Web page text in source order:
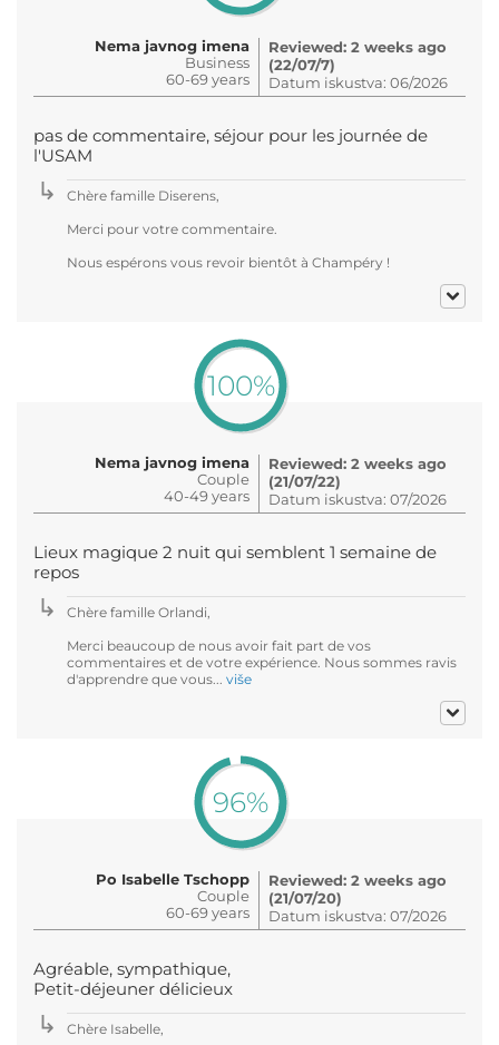
Nema javnog imena
Business
60-69 years
Reviewed: 2 weeks ago
(22/07/7)
Datum iskustva: 06/2026
pas de commentaire, séjour pour les journée de
l'USAM
Chère famille Diserens,
Merci pour votre commentaire.
Nous espérons vous revoir bientôt à Champéry !
100%
Nema javnog imena
Couple
40-49 years
Reviewed: 2 weeks ago
(21/07/22)
Datum iskustva: 07/2026
Lieux magique 2 nuit qui semblent 1 semaine de
repos
Chère famille Orlandi,
Merci beaucoup de nous avoir fait part de vos
commentaires et de votre expérience. Nous sommes ravis
d'apprendre que vous... više
96%
Po Isabelle Tschopp
Couple
60-69 years
Reviewed: 2 weeks ago
(21/07/20)
Datum iskustva: 07/2026
Agréable, sympathique,
Petit-déjeuner délicieux
Chère Isabelle,